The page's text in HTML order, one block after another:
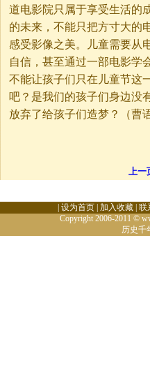
道电影院只属于享受生活的
的未来，不能只把方寸大的
感受影像之美。儿童需要从
自信，甚至通过一部电影学
不能让孩子们只在儿童节这
吧？是我们的孩子们身边没
放弃了给孩子们造梦？（曹
上一
设为首页 加入收藏 联
Copyright 2006-2011 ©
历史千